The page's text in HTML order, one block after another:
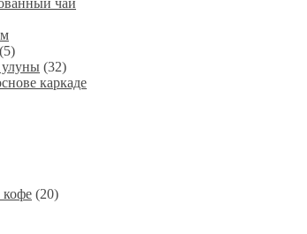
(5)
(32)
каркаде
(20)